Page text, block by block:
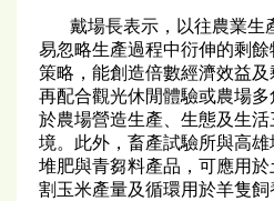
戴場長表示，以往農業生
易忽略生產過程中衍伸的剩
策略，能創造倍數經濟效益及
再配合觀光休閒體驗或農場
於農場營造生產、生態及生
境。此外，畜產試驗所與高
堆肥與青芻料產品，可應用
割玉米產量及循環用於羊隻